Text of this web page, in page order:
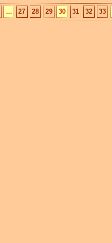
... 27 28 29 30 31 32 33